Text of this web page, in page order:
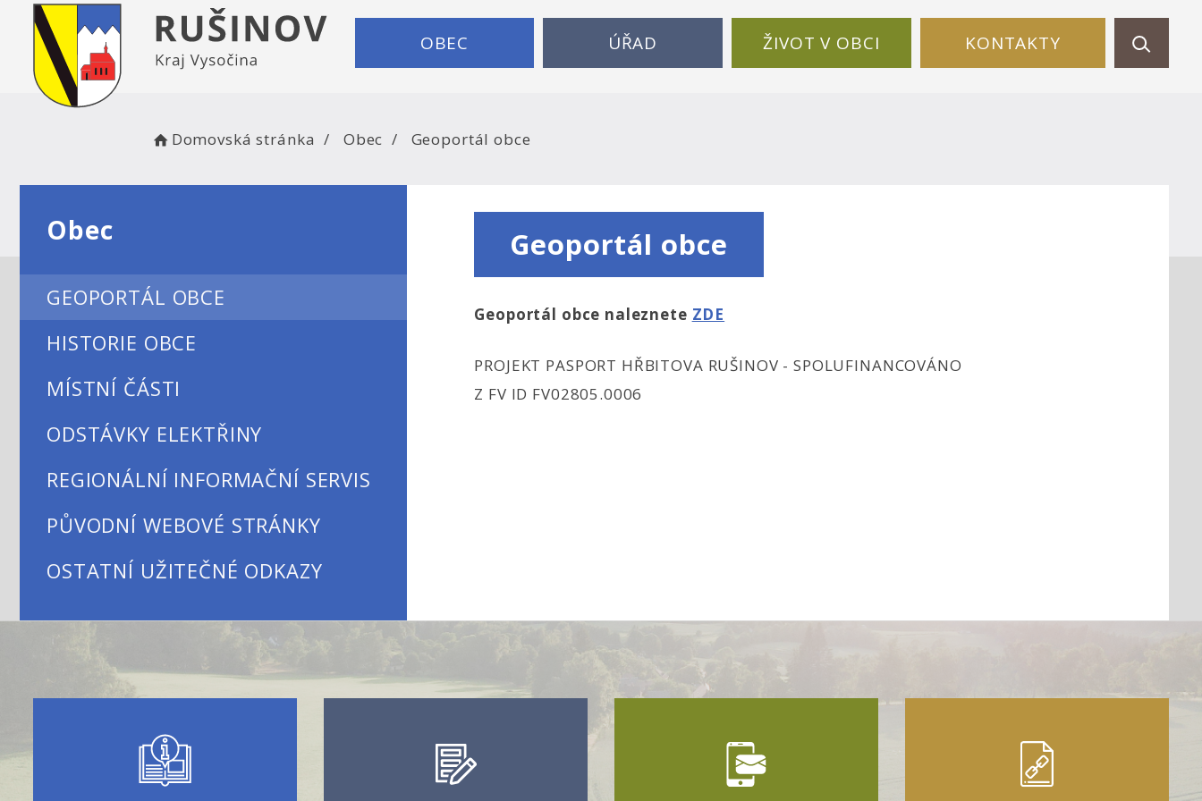
OBEC ÚŘAD ŽIVOT V OBCI KONTAKTY
Domovská stránka Obec Geoportál obce
Obec
GEOPORTÁL OBCE
HISTORIE OBCE
MÍSTNÍ ČÁSTI
ODSTÁVKY ELEKTŘINY
REGIONÁLNÍ INFORMAČNÍ SERVIS
PŮVODNÍ WEBOVÉ STRÁNKY
OSTATNÍ UŽITEČNÉ ODKAZY
Geoportál obce
Geoportál obce naleznete ZDE
PROJEKT PASPORT HŘBITOVA RUŠINOV - SPOLUFINANCOVÁNO
Z FV ID FV02805.0006